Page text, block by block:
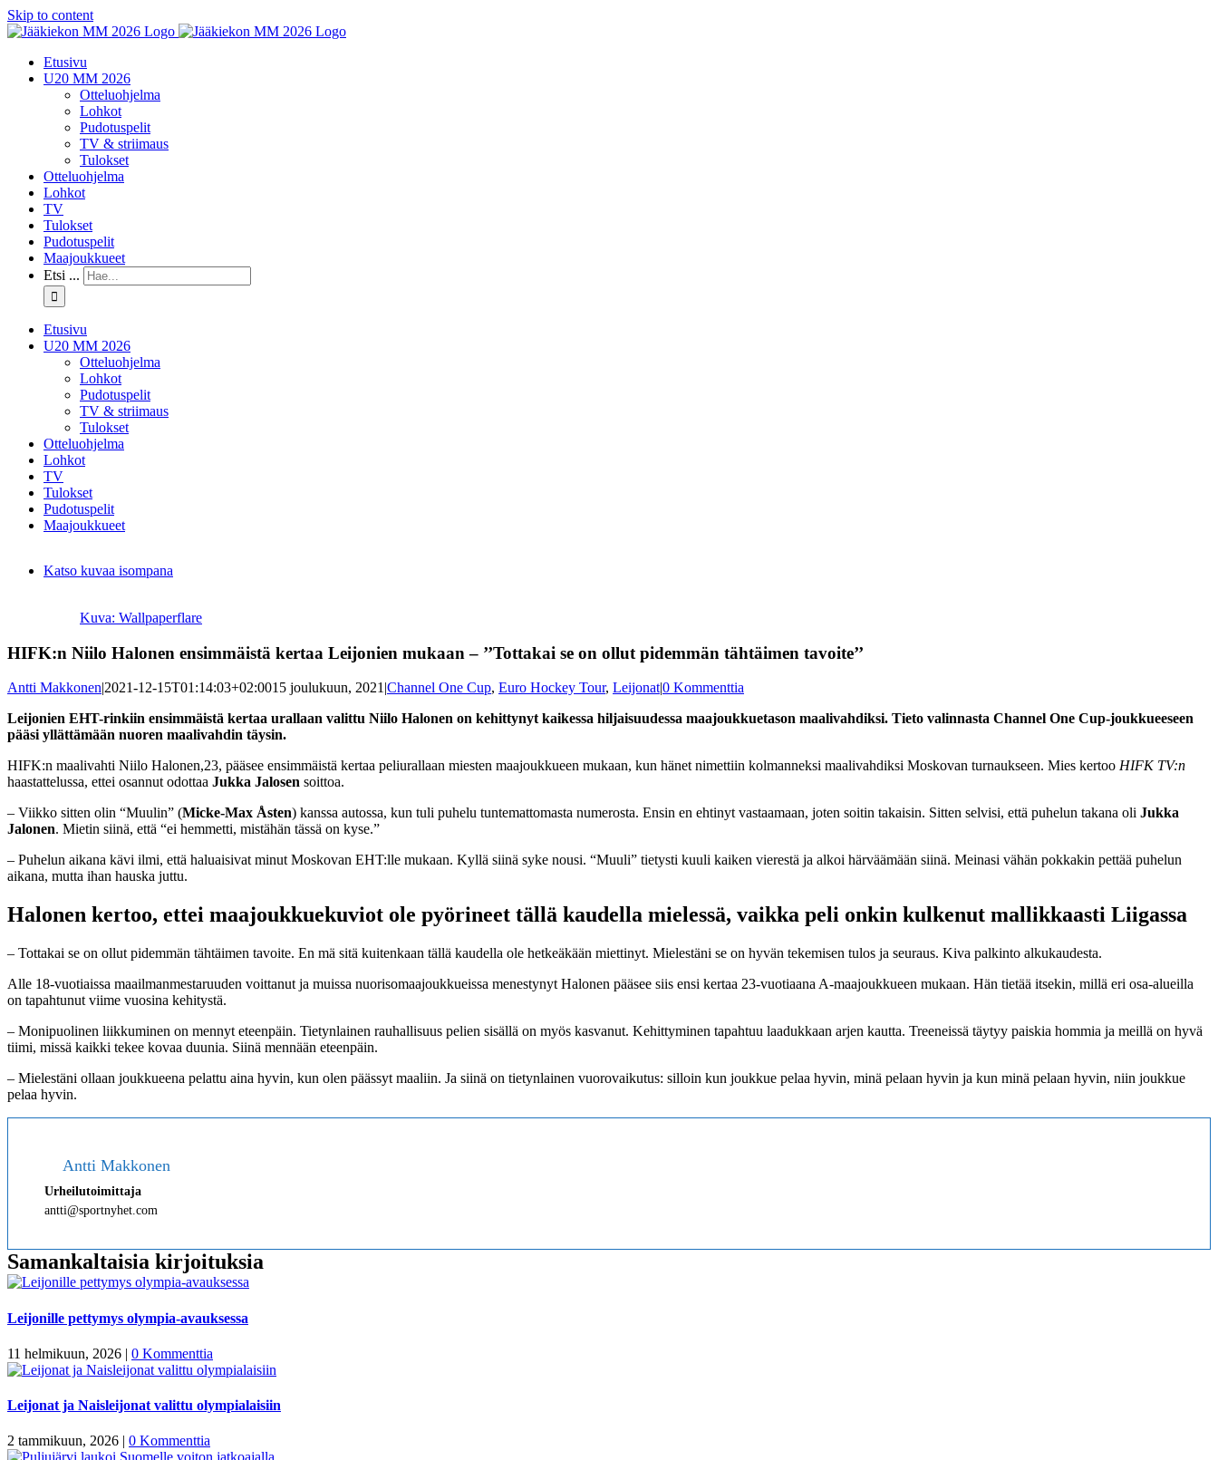
Skip to content
Etusivu
U20 MM 2026
Otteluohjelma
Lohkot
Pudotuspelit
TV & striimaus
Tulokset
Otteluohjelma
Lohkot
TV
Tulokset
Pudotuspelit
Maajoukkueet
Etsi ...
Etusivu
U20 MM 2026
Otteluohjelma
Lohkot
Pudotuspelit
TV & striimaus
Tulokset
Otteluohjelma
Lohkot
TV
Tulokset
Pudotuspelit
Maajoukkueet
Katso kuvaa isompana
Kuva: Wallpaperflare
HIFK:n Niilo Halonen ensimmäistä kertaa Leijonien mukaan – ’’Tottakai se on ollut pidemmän tähtäimen tavoite’’
Antti Makkonen|2021-12-15T01:14:03+02:0015 joulukuun, 2021|Channel One Cup, Euro Hockey Tour, Leijonat|0 Kommenttia
Leijonien EHT-rinkiin ensimmäistä kertaa urallaan valittu Niilo Halonen on kehittynyt kaikessa hiljaisuudessa maajoukkuetason maalivahdiksi. Tieto valinnasta Channel One Cup-joukkueeseen
pääsi yllättämään nuoren maalivahdin täysin.
HIFK:n maalivahti Niilo Halonen,23, pääsee ensimmäistä kertaa peliurallaan miesten maajoukkueen mukaan, kun hänet nimettiin kolmanneksi maalivahdiksi Moskovan turnaukseen. Mies kertoo HIFK TV:n
haastattelussa, ettei osannut odottaa Jukka Jalosen soittoa.
– Viikko sitten olin “Muulin” (Micke-Max Åsten) kanssa autossa, kun tuli puhelu tuntemattomasta numerosta. Ensin en ehtinyt vastaamaan, joten soitin takaisin. Sitten selvisi, että puhelun takana oli Jukka
Jalonen. Mietin siinä, että “ei hemmetti, mistähän tässä on kyse.”
– Puhelun aikana kävi ilmi, että haluaisivat minut Moskovan EHT:lle mukaan. Kyllä siinä syke nousi. “Muuli” tietysti kuuli kaiken vierestä ja alkoi härväämään siinä. Meinasi vähän pokkakin pettää puhelun
aikana, mutta ihan hauska juttu.
Halonen kertoo, ettei maajoukkuekuviot ole pyörineet tällä kaudella mielessä, vaikka peli onkin kulkenut mallikkaasti Liigassa
– Tottakai se on ollut pidemmän tähtäimen tavoite. En mä sitä kuitenkaan tällä kaudella ole hetkeäkään miettinyt. Mielestäni se on hyvän tekemisen tulos ja seuraus. Kiva palkinto alkukaudesta.
Alle 18-vuotiaissa maailmanmestaruuden voittanut ja muissa nuorisomaajoukkueissa menestynyt Halonen pääsee siis ensi kertaa 23-vuotiaana A-maajoukkueen mukaan. Hän tietää itsekin, millä eri osa-alueilla
on tapahtunut viime vuosina kehitystä.
– Monipuolinen liikkuminen on mennyt eteenpäin. Tietynlainen rauhallisuus pelien sisällä on myös kasvanut. Kehittyminen tapahtuu laadukkaan arjen kautta. Treeneissä täytyy paiskia hommia ja meillä on hyvä
tiimi, missä kaikki tekee kovaa duunia. Siinä mennään eteenpäin.
– Mielestäni ollaan joukkueena pelattu aina hyvin, kun olen päässyt maaliin. Ja siinä on tietynlainen vuorovaikutus: silloin kun joukkue pelaa hyvin, minä pelaan hyvin ja kun minä pelaan hyvin, niin joukkue
pelaa hyvin.
Antti Makkonen
Urheilutoimittaja
antti@sportnyhet.com
Samankaltaisia kirjoituksia
Leijonille pettymys olympia-avauksessa
11 helmikuun, 2026 | 0 Kommenttia
Leijonat ja Naisleijonat valittu olympialaisiin
2 tammikuun, 2026 | 0 Kommenttia